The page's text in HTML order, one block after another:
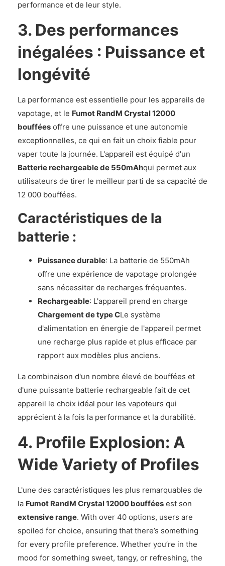
performance et de leur style.
3. Des performances
inégalées : Puissance et
longévité
La performance est essentielle pour les appareils de
vapotage, et le Fumot RandM Crystal 12000
bouffées offre une puissance et une autonomie
exceptionnelles, ce qui en fait un choix fiable pour
vaper toute la journée. L'appareil est équipé d'un
Batterie rechargeable de 550mAhqui permet aux
utilisateurs de tirer le meilleur parti de sa capacité de
12 000 bouffées.
Caractéristiques de la
batterie :
Puissance durable: La batterie de 550mAh
offre une expérience de vapotage prolongée
sans nécessiter de recharges fréquentes.
Rechargeable: L'appareil prend en charge
Chargement de type CLe système
d'alimentation en énergie de l'appareil permet
une recharge plus rapide et plus efficace par
rapport aux modèles plus anciens.
La combinaison d'un nombre élevé de bouffées et
d'une puissante batterie rechargeable fait de cet
appareil le choix idéal pour les vapoteurs qui
apprécient à la fois la performance et la durabilité.
4. Profile Explosion: A
Wide Variety of Profiles
L'une des caractéristiques les plus remarquables de
la Fumot RandM Crystal 12000 bouffées est son
extensive range. With over 40 options, users are
spoiled for choice, ensuring that there’s something
for every profile preference. Whether you’re in the
mood for something sweet, tangy, or refreshing, the